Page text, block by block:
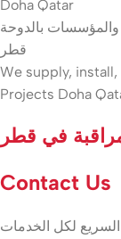
Doha Qatar
والمؤسسات بالدوحة
قطر
We supply,
Projects Doha
في قطر
Contact Us